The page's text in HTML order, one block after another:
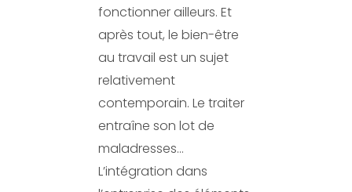
fonctionner ailleurs. Et
après tout, le bien-être
au travail est un sujet
relativement
contemporain. Le traiter
entraîne son lot de
maladresses…
L’intégration dans